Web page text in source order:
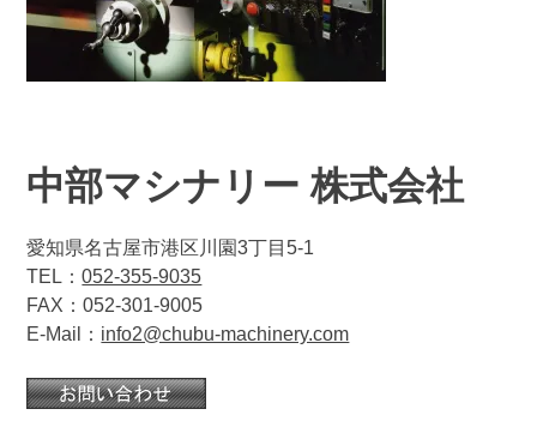
中部マシナリー 株式会社
愛知県名古屋市港区川園3丁目5-1
TEL：052-355-9035
FAX：052-301-9005
E-Mail： info2@chubu-machinery.com